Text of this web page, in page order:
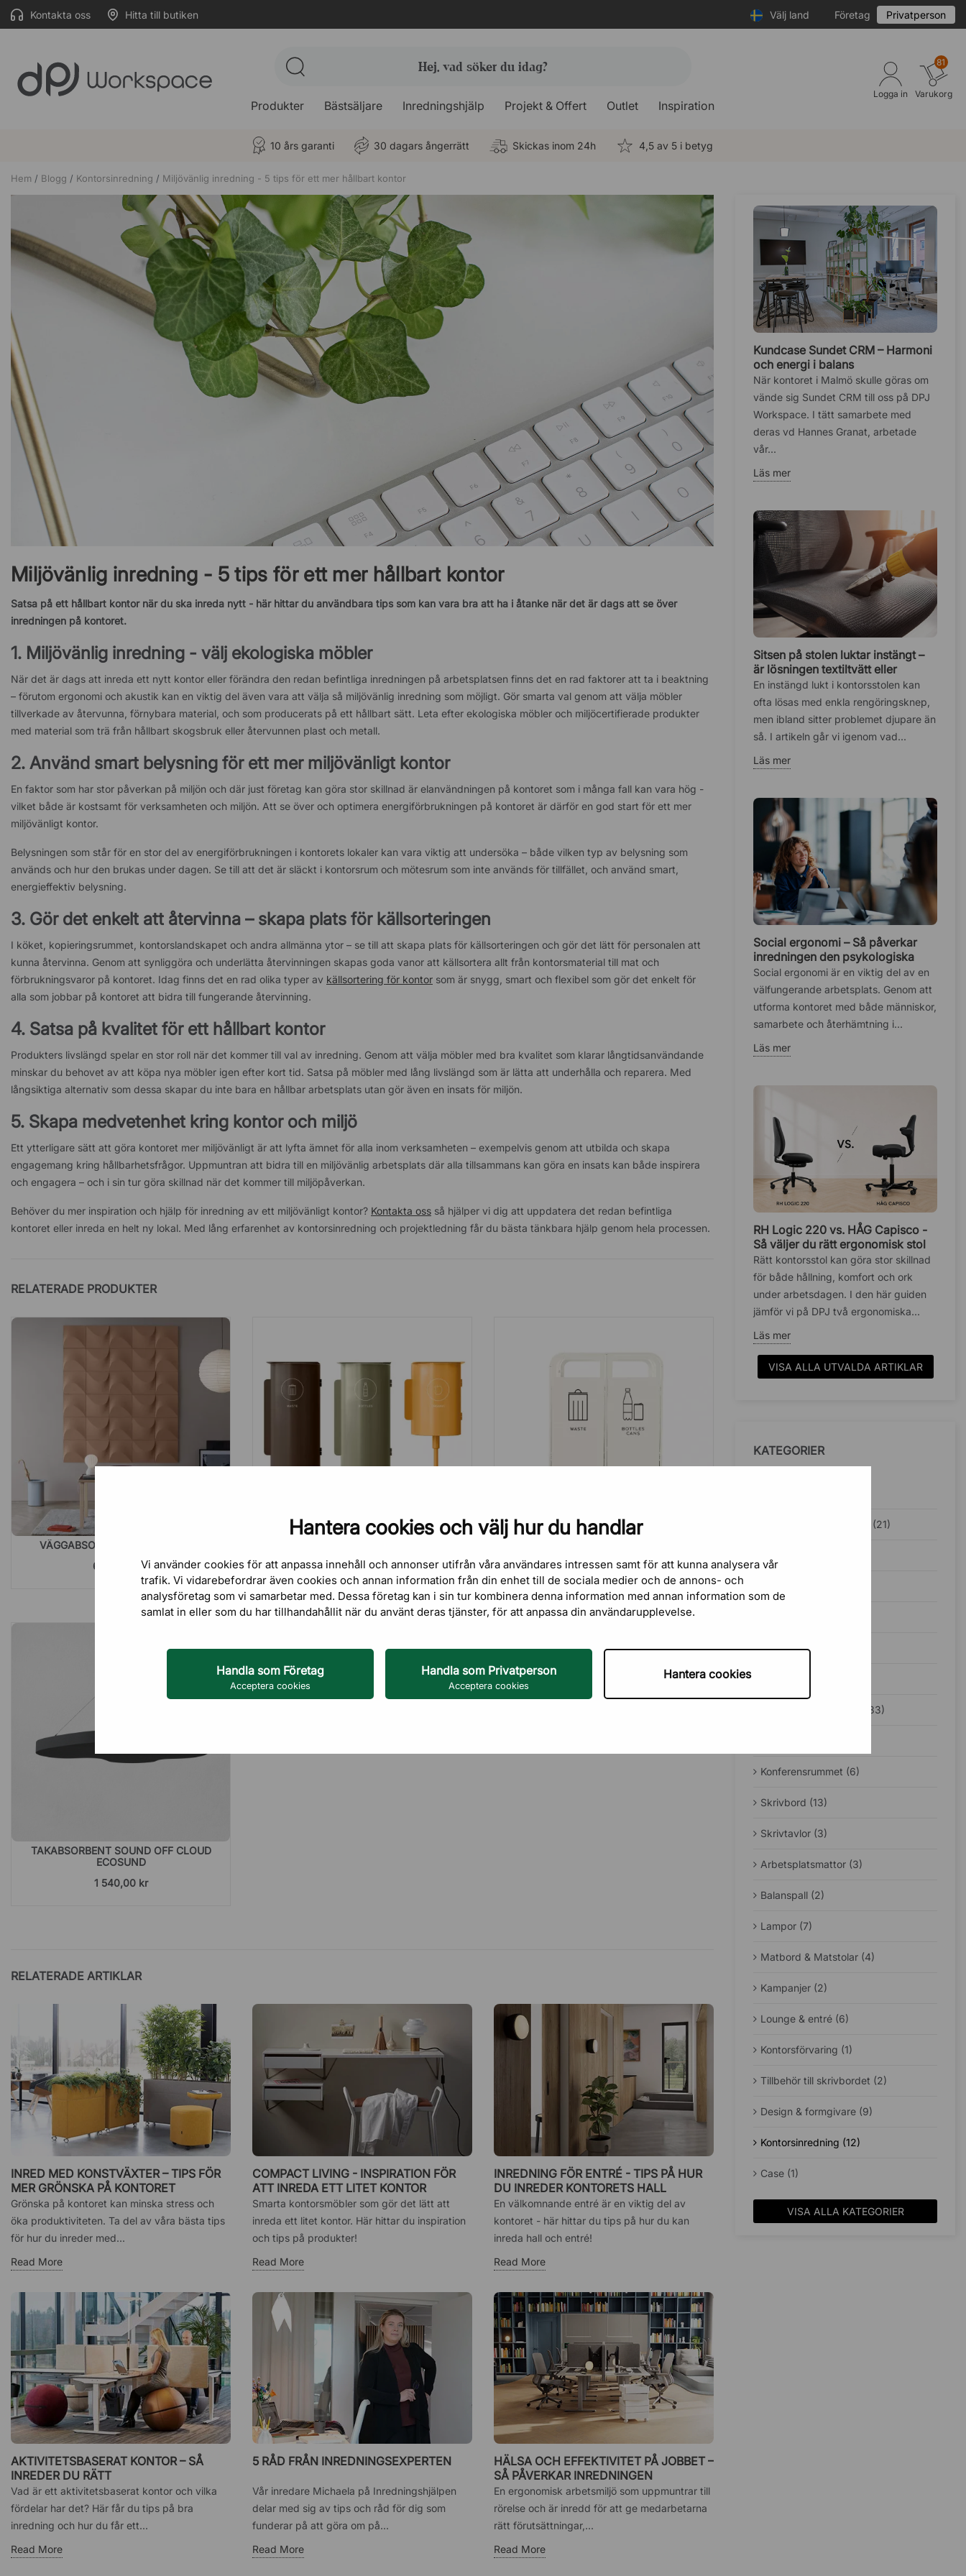
Hantera cookies och välj hur du handlar
Vi använder cookies för att anpassa innehåll och annonser utifrån våra användares intressen samt för att kunna analysera vår
trafik. Vi vidarebefordrar även cookies och annan information från din enhet till de sociala medier och de annons- och
analysföretag som vi samarbetar med. Dessa företag kan i sin tur kombinera denna information med annan information som de
samlat in eller som du har tillhandahållit när du använt deras tjänster, för att anpassa din användarupplevelse.
Handla som Företag
Acceptera cookies
Handla som Privatperson
Acceptera cookies
Hantera cookies
Kontakta oss Hitta till butiken Välj land Företag Privatperson
Produkter Bästsäljare Inredningshjälp Projekt & Offert Outlet Inspiration
Logga in
81
Varukorg
10 års garanti 30 dagars ångerrätt Skickas inom 24h 4,5 av 5 i betyg
Hem Blogg Kontorsinredning Miljövänlig inredning - 5 tips för ett mer hållbart kontor
Miljövänlig inredning - 5 tips för ett mer hållbart kontor
Satsa på ett hållbart kontor när du ska inreda nytt - här hittar du användbara tips som kan vara bra att ha i åtanke när det är dags att se över
inredningen på kontoret.
1. Miljövänlig inredning - välj ekologiska möbler
När det är dags att inreda ett nytt kontor eller förändra den redan befintliga inredningen på arbetsplatsen finns det en rad faktorer att ta i beaktning
– förutom ergonomi och akustik kan en viktig del även vara att välja så miljövänlig inredning som möjligt. Gör smarta val genom att välja möbler
tillverkade av återvunna, förnybara material, och som producerats på ett hållbart sätt. Leta efter ekologiska möbler och miljöcertifierade produkter
med material som trä från hållbart skogsbruk eller återvunnen plast och metall.
2. Använd smart belysning för ett mer miljövänligt kontor
En faktor som har stor påverkan på miljön och där just företag kan göra stor skillnad är elanvändningen på kontoret som i många fall kan vara hög -
vilket både är kostsamt för verksamheten och miljön. Att se över och optimera energiförbrukningen på kontoret är därför en god start för ett mer
miljövänligt kontor.
Belysningen som står för en stor del av energiförbrukningen i kontorets lokaler kan vara viktig att undersöka – både vilken typ av belysning som
används och hur den brukas under dagen. Se till att det är släckt i kontorsrum och mötesrum som inte används för tillfället, och använd smart,
energieffektiv belysning.
3. Gör det enkelt att återvinna – skapa plats för källsorteringen
I köket, kopieringsrummet, kontorslandskapet och andra allmänna ytor – se till att skapa plats för källsorteringen och gör det lätt för personalen att
kunna återvinna. Genom att synliggöra och underlätta återvinningen skapas goda vanor att källsortera allt från kontorsmaterial till mat och
förbrukningsvaror på kontoret. Idag finns det en rad olika typer av källsortering för kontor som är snygg, smart och flexibel som gör det enkelt för
alla som jobbar på kontoret att bidra till fungerande återvinning.
4. Satsa på kvalitet för ett hållbart kontor
Produkters livslängd spelar en stor roll när det kommer till val av inredning. Genom att välja möbler med bra kvalitet som klarar långtidsanvändande
minskar du behovet av att köpa nya möbler igen efter kort tid. Satsa på möbler med lång livslängd som är lätta att underhålla och reparera. Med
långsiktiga alternativ som dessa skapar du inte bara en hållbar arbetsplats utan gör även en insats för miljön.
5. Skapa medvetenhet kring kontor och miljö
Ett ytterligare sätt att göra kontoret mer miljövänligt är att lyfta ämnet för alla inom verksamheten – exempelvis genom att utbilda och skapa
engagemang kring hållbarhetsfrågor. Uppmuntran att bidra till en miljövänlig arbetsplats där alla tillsammans kan göra en insats kan både inspirera
och engagera – och i sin tur göra skillnad när det kommer till miljöpåverkan.
Behöver du mer inspiration och hjälp för inredning av ett miljövänligt kontor? Kontakta oss så hjälper vi dig att uppdatera det redan befintliga
kontoret eller inreda en helt ny lokal. Med lång erfarenhet av kontorsinredning och projektledning får du bästa tänkbara hjälp genom hela processen.
RELATERADE PRODUKTER
VÄGGABSORBENT SAHARA - SET
6 905,00 kr
KOMBINATION
18 765,00 kr
28 155,00 kr
TAKABSORBENT SOUND OFF CLOUD
ECOSUND
1 540,00 kr
RELATERADE ARTIKLAR
INRED MED KONSTVÄXTER – TIPS FÖR
MER GRÖNSKA PÅ KONTORET
Grönska på kontoret kan minska stress och
öka produktiviteten. Ta del av våra bästa tips
för hur du inreder med...
Read More
COMPACT LIVING - INSPIRATION FÖR
ATT INREDA ETT LITET KONTOR
Smarta kontorsmöbler som gör det lätt att
inreda ett litet kontor. Här hittar du inspiration
och tips på produkter!
Read More
INREDNING FÖR ENTRÉ - TIPS PÅ HUR
DU INREDER KONTORETS HALL
En välkomnande entré är en viktig del av
kontoret - här hittar du tips på hur du kan
inreda hall och entré!
Read More
AKTIVITETSBASERAT KONTOR – SÅ
INREDER DU RÄTT
Vad är ett aktivitetsbaserat kontor och vilka
fördelar har det? Här får du tips på bra
inredning och hur du får ett...
Read More
5 RÅD FRÅN INREDNINGSEXPERTEN
Vår inredare Michaela på Inredningshjälpen
delar med sig av tips och råd för dig som
funderar på att göra om på...
Read More
HÄLSA OCH EFFEKTIVITET PÅ JOBBET –
SÅ PÅVERKAR INREDNINGEN
En ergonomisk arbetsmiljö som uppmuntrar till
rörelse och är inredd för att ge medarbetarna
rätt förutsättningar,...
Read More
Kundcase Sundet CRM – Harmoni
och energi i balans
När kontoret i Malmö skulle göras om
vände sig Sundet CRM till oss på DPJ
Workspace. I tätt samarbete med
deras vd Hannes Granat, arbetade
vår...
Läs mer
Sitsen på stolen luktar instängt –
är lösningen textiltvätt eller
fuktskadat skum?
En instängd lukt i kontorsstolen kan
ofta lösas med enkla rengöringsknep,
men ibland sitter problemet djupare än
så. I artikeln går vi igenom vad...
Läs mer
Social ergonomi – Så påverkar
inredningen den psykologiska
hälsan på kontoret
Social ergonomi är en viktig del av en
välfungerande arbetsplats. Genom att
utforma kontoret med både människor,
samarbete och återhämtning i...
Läs mer
RH Logic 220 vs. HÅG Capisco -
Så väljer du rätt ergonomisk stol
Rätt kontorsstol kan göra stor skillnad
för både hållning, komfort och ork
under arbetsdagen. I den här guiden
jämför vi på DPJ två ergonomiska...
Läs mer
VISA ALLA UTVALDA ARTIKLAR
KATEGORIER
Ergonomisk kontorsstol (21)
Guider (49)
Ergonomi på kontoret (33)
Konferensrummet (6)
Skrivbord (13)
Skrivtavlor (3)
Arbetsplatsmattor (3)
Balanspall (2)
Lampor (7)
Matbord & Matstolar (4)
Kampanjer (2)
Lounge & entré (6)
Kontorsförvaring (1)
Tillbehör till skrivbordet (2)
Design & formgivare (9)
Kontorsinredning (12)
Case (1)
VISA ALLA KATEGORIER